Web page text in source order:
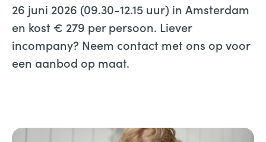
26 juni 2026 (09.30-12.15 uur) in Amsterdam
en kost € 279 per persoon. Liever
incompany? Neem contact met ons op voor
een aanbod op maat.